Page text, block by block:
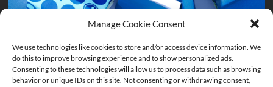
Manage Cookie Consent
We use technologies like cookies to store and/or access device information. We
do this to improve browsing experience and to show personalized ads.
Consenting to these technologies will allow us to process data such as browsing
behavior or unique IDs on this site. Not consenting or withdrawing consent,